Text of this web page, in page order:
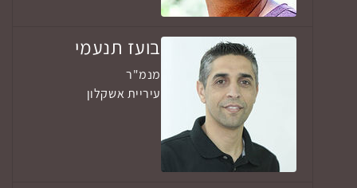
בועז תנעמי
מנמ"ר
עיריית אשקלון